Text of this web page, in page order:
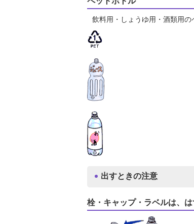
飲料用・しょうゆ用・酒類用
出すときの注意
栓・キャップ・ラベルは、は